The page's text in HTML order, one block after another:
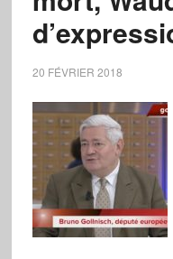
20 FÉVRIER 2018